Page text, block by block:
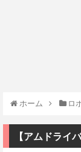
ホーム ロ
【アムドライ